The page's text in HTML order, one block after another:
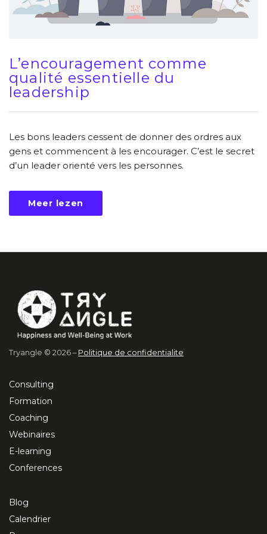
L’encouragement comme
qualité essentielle du
leadership
Les bons leaders cessent de donner des ordres aux
gens et commencent à les encourager. C’est le secret
d’un leader orienté vers les personnes.
Meer lezen
Tryangle © 2026 – Politique de confidentialite
Consulting
Formation
Coaching
Webinaires
E-learning
Conferences
Blog
Calendrier